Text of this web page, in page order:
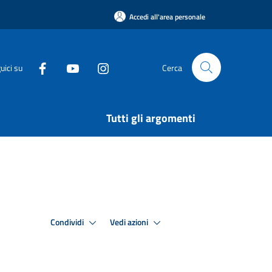
Accedi all'area personale
su Cerca
Tutti gli argomenti
Condividi Vedi azioni